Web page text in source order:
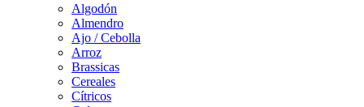
Algodón
Almendro
Ajo / Cebolla
Arroz
Brassicas
Cereales
Cítricos